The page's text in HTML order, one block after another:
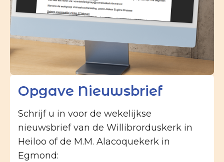
Opgave Nieuwsbrief
Schrijf u in voor de wekelijkse
nieuwsbrief van de Willibrorduskerk in
Heiloo of de M.M. Alacoquekerk in
Egmond: